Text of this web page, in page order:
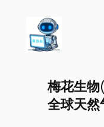
梅花生物
全球天然